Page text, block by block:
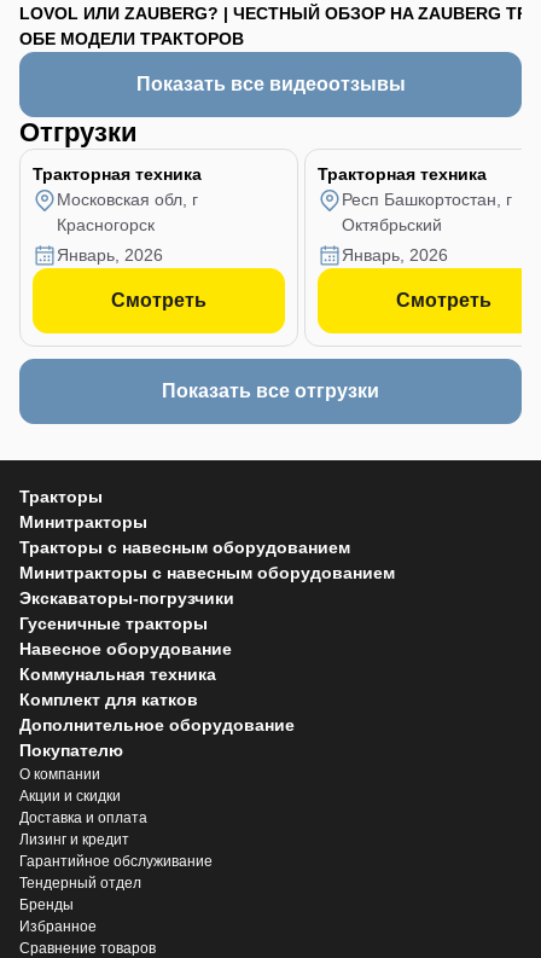
LOVOL ИЛИ ZAUBERG? | ЧЕСТНЫЙ ОБЗОР НА
ОБЕ МОДЕЛИ ТРАКТОРОВ
ZAUBERG
Показать все видеоотзывы
Отгрузки
Тракторная техника
Московская обл, г
Красногорск
январь, 2026
Смотреть
Тракторная техника
Респ Башкортостан, г
Октябрьский
январь, 2026
Смотреть
Показать все отгрузки
Тракторы
Минитракторы
Тракторы с навесным оборудованием
Минитракторы с навесным оборудованием
Экскаваторы-погрузчики
Гусеничные тракторы
Навесное оборудование
Коммунальная техника
Комплект для катков
Дополнительное оборудование
Покупателю
О компании
Акции и скидки
Доставка и оплата
Лизинг и кредит
Гарантийное обслуживание
Тендерный отдел
Бренды
Избранное
Сравнение товаров